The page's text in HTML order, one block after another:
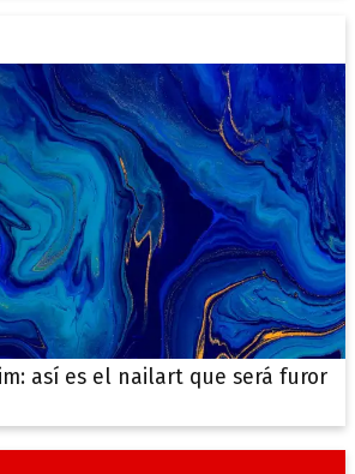
así es el nailart que será furor